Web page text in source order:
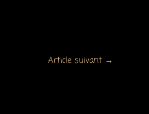
Article suivant →